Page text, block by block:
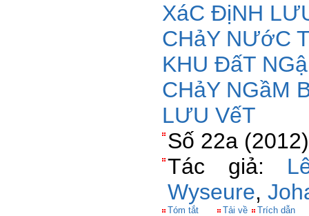
XáC ĐịNH
CHảY NƯớC
KHU ĐấT
CHảY NGầM
LƯU VếT
Số 22a
Tác giả:
Wyseure,
Tóm tắt Tải về Trích dẫn